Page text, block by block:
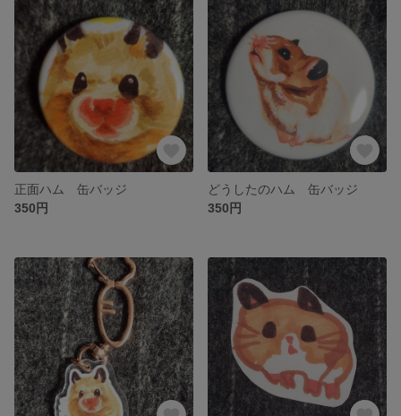
正面ハム 缶バッジ
350円
どうしたのハム 缶バッジ
350円